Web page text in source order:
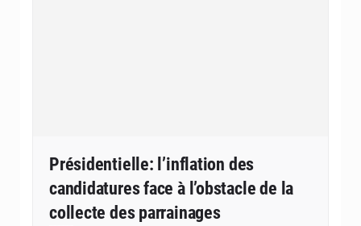
Présidentielle: l’inflation des
candidatures face à l’obstacle de la
collecte des parrainages